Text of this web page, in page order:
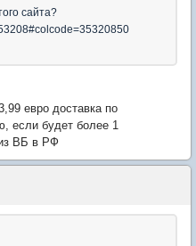
сайта?
евро доставка по
если будет более 1
из ВБ в РФ